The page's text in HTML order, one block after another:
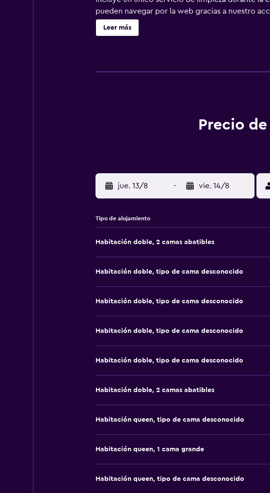
pueden navegar por la web gracias a nuestro
servicio de limpieza una vez por estancia y es
servicios de ocio y esparcimiento en este
Leer más
Precio
jue. 13/8 - vie. 14/8
Tipo de alojamiento
Habitación doble, 2 camas abatibles
Habitación doble, tipo de cama desconocido
Habitación doble, tipo de cama desconocido
Habitación doble, tipo de cama desconocido
Habitación doble, tipo de cama desconocido
Habitación doble, 2 camas abatibles
Habitación queen, tipo de cama desconocido
Habitación queen, 1 cama grande
Habitación queen, tipo de cama desconocido